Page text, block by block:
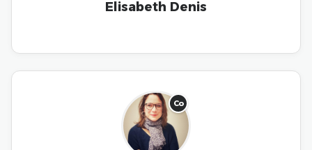
Elisabeth Denis
Co